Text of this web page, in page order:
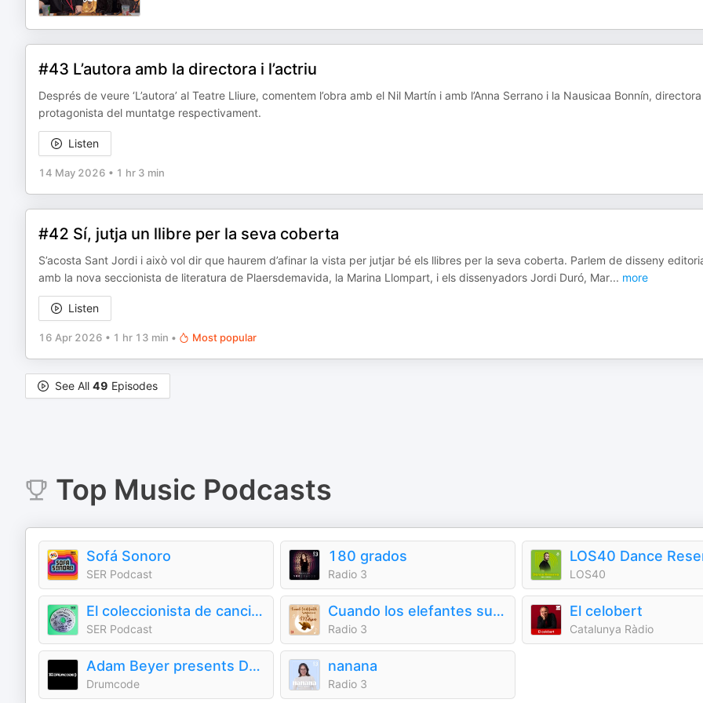
#43 L’autora amb la directora i l’actriu
Després de veure ‘L’autora’ al Teatre Lliure, comentem l’obra amb el Nil Martín i amb l’Anna Serrano i la Nausicaa Bonnín,
protagonista del muntatge respectivament.
Listen
14 May 2026 • 1 hr 3 min
#42 Sí, jutja un llibre per la seva coberta
S’acosta Sant Jordi i això vol dir que haurem d’afinar la vista per jutjar bé els llibres per la seva coberta. Parlem de disseny
amb la nova seccionista de literatura de Plaersdemavida, la Marina Llompart, i els dissenyadors Jordi Duró, Mar... more
Listen
16 Apr 2026 • 1 hr 13 min • Most popular
See All 49 Episodes
Top Music Podcasts
Sofá Sonoro
SER Podcast
180 grados
Radio 3
LOS40 Dance
LOS40
El coleccionista de canciones
SER Podcast
Cuando los elefantes sueñan con la música
Radio 3
El celobert
Catalunya Ràdio
Adam Beyer presents Drumcode
Drumcode
nanana
Radio 3